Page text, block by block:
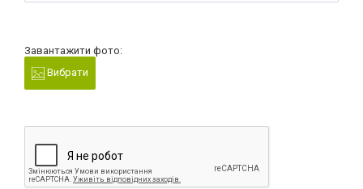
Завантажити фото:
Вибрати